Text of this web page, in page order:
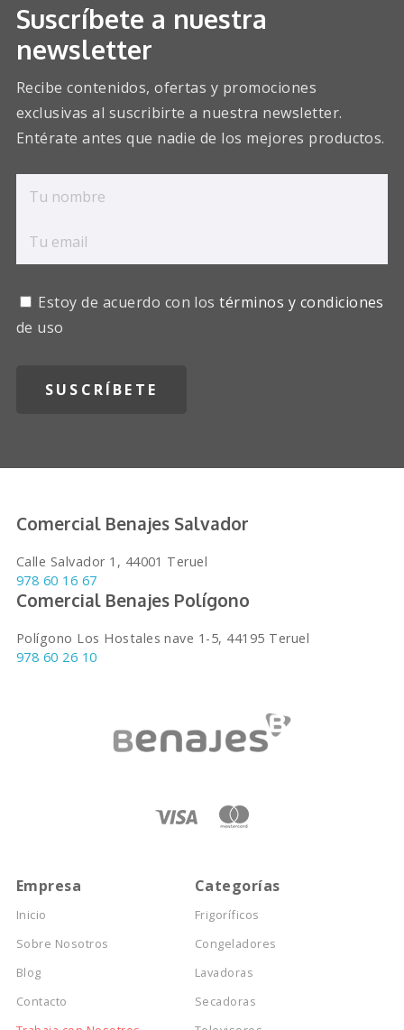
Suscríbete a nuestra
newsletter
Recibe contenidos, ofertas y promociones
exclusivas al suscribirte a nuestra newsletter.
Entérate antes que nadie de los mejores productos.
Estoy de acuerdo con lostérminos y condiciones
de uso
Comercial Benajes Salvador
Calle Salvador 1, 44001 Teruel
978 60 16 67
Comercial Benajes Polígono
Polígono Los Hostales nave 1-5, 44195 Teruel
978 60 26 10
Empresa
Inicio
Sobre Nosotros
Blog
Contacto
Categorías
Frigoríficos
Congeladores
Lavadoras
Secadoras